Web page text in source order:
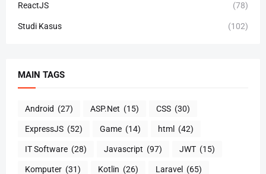
ReactJS (78)
Studi Kasus (102)
MAIN TAGS
Android (27) ASP.Net (15) CSS (30)
ExpressJS (52) Game (14) html (42)
IT Software (28) Javascript (97) JWT (15)
Komputer (31) Kotlin (26) Laravel (65)